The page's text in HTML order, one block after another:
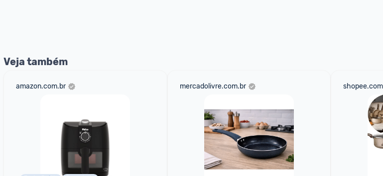
Veja também
amazon.com.br mercadolivre.com.br